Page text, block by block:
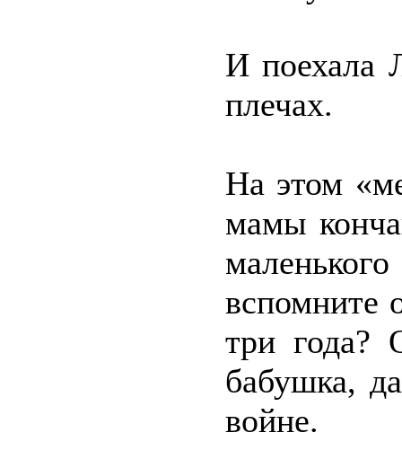
И поехала
плечах.
На этом
мамы
вспомните
три года?
бабушка,
войне.